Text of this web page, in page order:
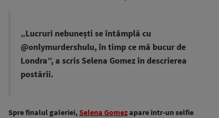
„Lucruri nebunești se întâmplă cu
@onlymurdershulu, în timp ce mă bucur de
Londra”, a scris Selena Gomez în descrierea
postării.
Spre finalul galeriei, Selena Gomez apare într-un selfie